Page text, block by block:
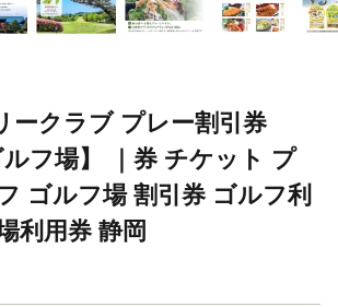
ークラブ プレー割引券
フ場】 ｜券 チケット プ
ゴルフ場 割引券 ゴルフ利
利用券 静岡